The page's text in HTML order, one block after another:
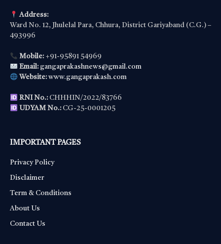
Address:
Ward No. 12, Jhulelal Para, Chhura, District Gariyaband (C.G.) –
493996
Mobile:+91-95891 54969
Email: gangaprakashnews@gmail.com
Website: www.gangaprakash.com
RNI No.:CHHHIN/2022/83766
UDYAM No.:CG-25-0001205
IMPORTANT PAGES
Privacy Policy
Disclaimer
Term & Conditions
About Us
Contact Us